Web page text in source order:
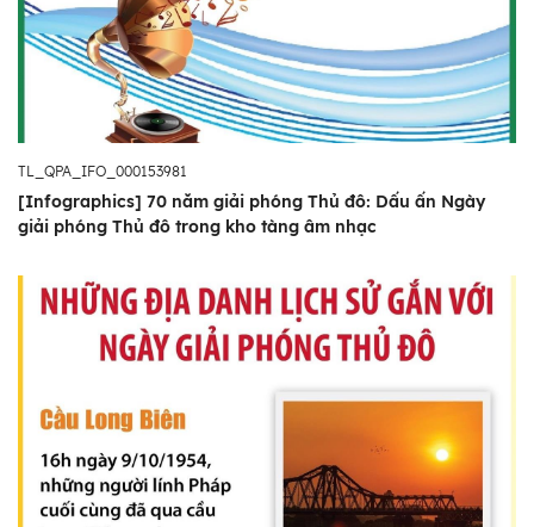
TL_QPA_IFO_000153981
[Infographics] 70 năm giải phóng Thủ đô: Dấu ấn Ngày
giải phóng Thủ đô trong kho tàng âm nhạc